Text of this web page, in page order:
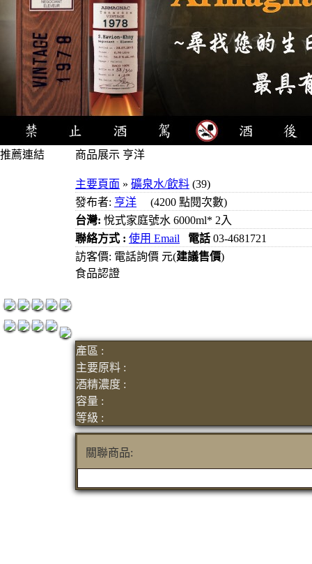
推薦連結 商品展示 亨洋
主要頁面 » 礦泉水/飲料 (39)
發布者: 亨洋 (4200 點閱次數)
台灣: 悅式家庭號水 6000ml* 2入
聯絡方式 : 使用 Email 電話 03-4681721
訪客價: 電話詢價 元(建議售價)
食品認證
產區 :
主要原料 :
酒精濃度 :
容量 :
等級 :
關聯商品: